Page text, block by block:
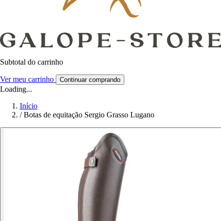
Subtotal do carrinho
Ver meu carrinho Continuar comprando
Loading...
Início
/ Botas de equitação Sergio Grasso Lugano